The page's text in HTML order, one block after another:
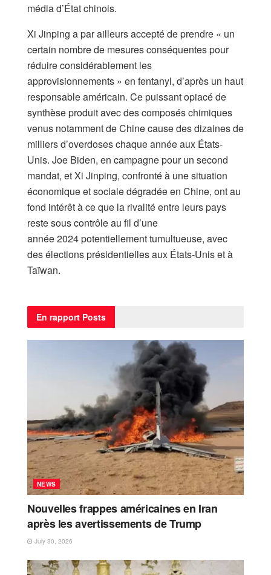
média d’État chinois.
Xi Jinping a par ailleurs accepté de prendre « un
certain nombre de mesures conséquentes pour
réduire considérablement les
approvisionnements » en fentanyl, d’après un haut
responsable américain. Ce puissant opiacé de
synthèse produit avec des composés chimiques
venus notamment de Chine cause des dizaines de
milliers d’overdoses chaque année aux États-
Unis. Joe Biden, en campagne pour un second
mandat, et Xi Jinping, confronté à une situation
économique et sociale dégradée en Chine, ont au
fond intérêt à ce que la rivalité entre leurs pays
reste sous contrôle au fil d’une
année 2024 potentiellement tumultueuse, avec
des élections présidentielles aux États-Unis et à
Taïwan.
En rapport Posts
NEWS
Nouvelles frappes américaines en Iran
après les avertissements de Trump
July 30, 2026